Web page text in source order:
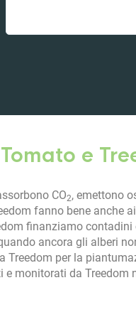
e
CO2, emettono
fanno bene anche
finanziamo
ancora gli alberi
Treedom per la
monitorati da Treedom